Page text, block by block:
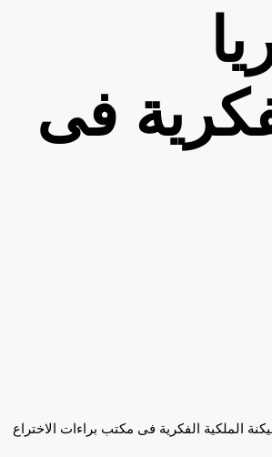
فى
دولار للمساهمة فى تنفيذ مشروع تطوير نظام ميكنة الملكية الفكرية فى مكتب براءات الاختراع